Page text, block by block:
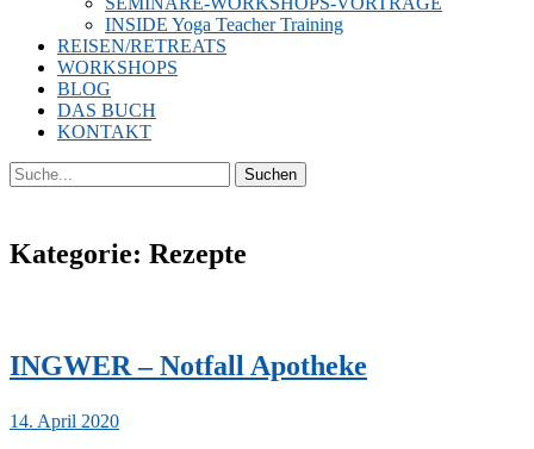
INSIDE Yoga Teacher Training
REISEN/RETREATS
WORKSHOPS
BLOG
DAS BUCH
KONTAKT
Suchen
Suchen
nach:
Kategorie: Rezepte
INGWER – Notfall Apotheke
Veröffentlicht
14. April 2020